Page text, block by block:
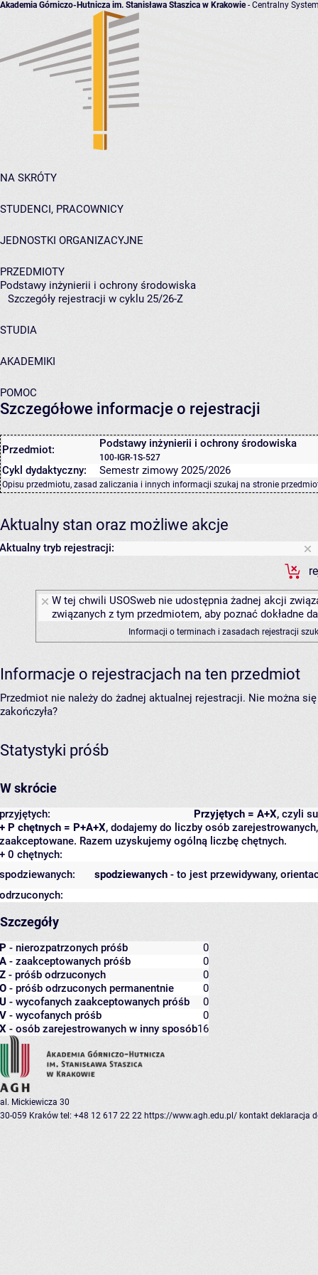
Akademia Górniczo-Hutnicza im. Stanisława Staszica w Krakowie- Centralny
NA SKRÓTY
STUDENCI, PRACOWNICY
JEDNOSTKI ORGANIZACYJNE
PRZEDMIOTY
Podstawy inżynierii i ochrony środowiska
Szczegóły rejestracji w cyklu 25/26-Z
STUDIA
AKADEMIKI
POMOC
Szczegółowe informacje o rejestracji
Przedmiot: Podstawy inżynierii i ochrony środowiska
100-IGR-1S-527
Cykl dydaktyczny: Semestr zimowy 2025/2026
Opisu przedmiotu, zasad zaliczania i innych informacji szukaj na stronie
Aktualny stan oraz możliwe akcje
Aktualny tryb rejestracji:
W tej chwili USOSweb nie udostępnia żadnej akcji
związanych z tym przedmiotem, aby poznać dokładne
Informacji o terminach i zasadach rejestracji
Informacje o rejestracjach na ten przedmiot
Przedmiot nie należy do żadnej aktualnej rejestracji. Nie można
zakończyła?
Statystyki próśb
W skrócie
Przyjętych = A+X, czyli
przyjętych:
+ P chętnych = P+A+X, dodajemy do liczby osób
zaakceptowane. Razem uzyskujemy ogólną liczbę chętnych.
+ 0 chętnych:
spodziewanych - to jest przewidywany,
spodziewanych:
odrzuconych:
Szczegóły
P - nierozpatrzonych próśb
0
A - zaakceptowanych próśb
0
Z - próśb odrzuconych
0
O - próśb odrzuconych permanentnie
0
U - wycofanych zaakceptowanych próśb
0
V - wycofanych próśb
0
X - osób zarejestrowanych w inny sposób16
al. Mickiewicza 30
30-059 Kraków tel: +48 12 617 22 22 https://www.agh.edu.pl/ kontakt deklaracja